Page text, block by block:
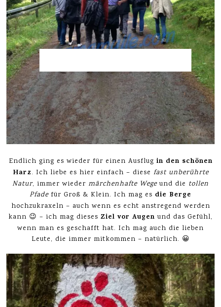
Endlich ging es wieder für einen Ausflug in den schönen
Harz. Ich liebe es hier einfach – diese fast unberührte
Natur, immer wieder märchenhafte Wegeund die tollen
Pfadefür Groß & Klein. Ich mag es die Berge
hochzukraxeln – auch wenn es echt anstregend werden
kann 😉 – ich mag dieses Ziel vor Augen und das Gefühl,
wenn man es geschafft hat. Ich mag auch die lieben
Leute, die immer mitkommen – natürlich. 😀